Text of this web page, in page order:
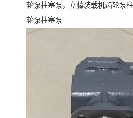
轮泵柱塞泵，立藤装载机齿轮泵
轮泵柱塞泵